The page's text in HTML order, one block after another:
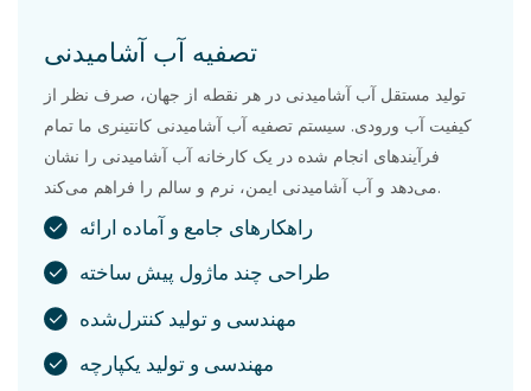
تصفیه آب آشامیدنی
تولید مستقل آب آشامیدنی در هر نقطه از جهان، صرف نظر از
کیفیت آب ورودی. سیستم تصفیه آب آشامیدنی کانتینری ما تمام
فرآیندهای انجام شده در یک کارخانه آب آشامیدنی را نشان
می‌دهد و آب آشامیدنی ایمن، نرم و سالم را فراهم می‌کند.
راهکارهای جامع و آماده ارائه
طراحی چند ماژول پیش ساخته
مهندسی و تولید کنترل‌شده
مهندسی و تولید یکپارچه